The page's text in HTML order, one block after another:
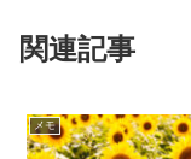
関連記事
メモ